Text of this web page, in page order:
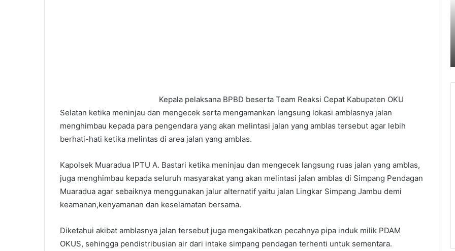
Kepala pelaksana BPBD beserta Team Reaksi Cepat Kabupaten OKU
Selatan ketika meninjau dan mengecek serta mengamankan langsung lokasi amblasnya jalan
menghimbau kepada para pengendara yang akan melintasi jalan yang amblas tersebut agar lebih
berhati-hati ketika melintas di area jalan yang amblas.
Kapolsek Muaradua IPTU A. Bastari ketika meninjau dan mengecek langsung ruas jalan yang amblas,
juga menghimbau kepada seluruh masyarakat yang akan melintasi jalan amblas di Simpang Pendagan
Muaradua agar sebaiknya menggunakan jalur alternatif yaitu jalan Lingkar Simpang Jambu demi
keamanan,kenyamanan dan keselamatan bersama.
Diketahui akibat amblasnya jalan tersebut juga mengakibatkan pecahnya pipa induk milik PDAM
OKUS, sehingga pendistribusian air dari intake simpang pendagan terhenti untuk sementara.